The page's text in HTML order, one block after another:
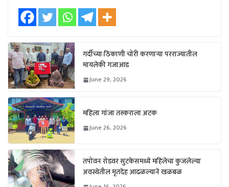
गर्दीच्या ठिकाणी चोरी करणाऱ्या परराज्यातील
मायलेकी गजाआड
June 29, 2026
महिला गांजा तस्कराला अटक
June 26, 2026
तपोवन रोडवर सुटकेसमध्ये महिलेचा कुजलेल्या
अवस्थेतील मृतदेह आढळल्याने खळबळ